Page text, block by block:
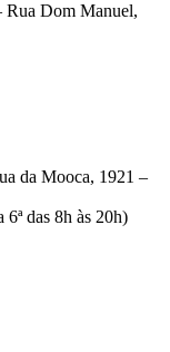
Rua Dom Manuel,
da Mooca, 1921 –
das 8h às 20h)